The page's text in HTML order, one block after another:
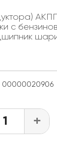
АКПП
с
00000020906
+